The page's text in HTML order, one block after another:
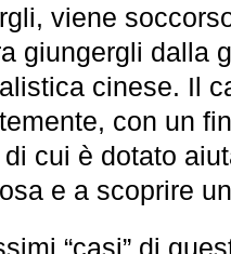
viene
giungergli dalla
cinese. Il
con un
cui è dotato
e a scoprire
“casi” di